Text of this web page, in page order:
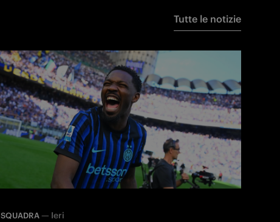
Tutte le notizie
SQUADRA — Ieri